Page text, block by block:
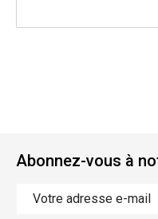
Abonnez-vous à